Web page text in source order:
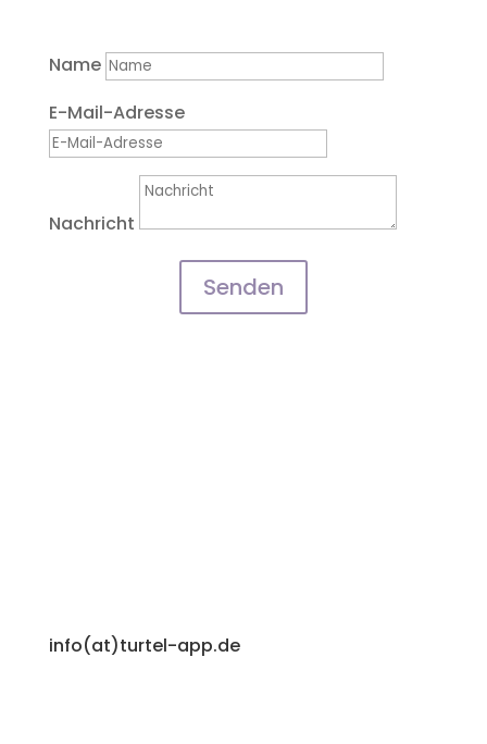
Name
E-Mail-Adresse
Nachricht
Senden
info(at)turtel-app.de